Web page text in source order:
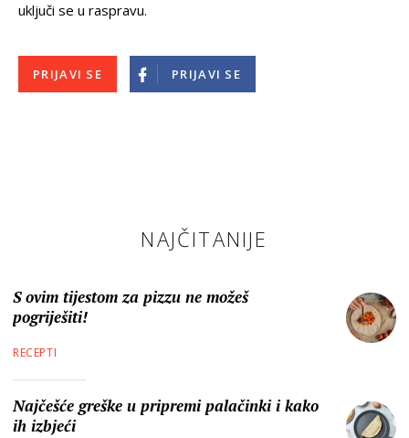
uključi se u raspravu.
PRIJAVI SE PRIJAVI SE
NAJČITANIJE
S ovim tijestom za pizzu ne možeš
pogriješiti!
RECEPTI
Najčešće greške u pripremi palačinki i kako
ih izbjeći